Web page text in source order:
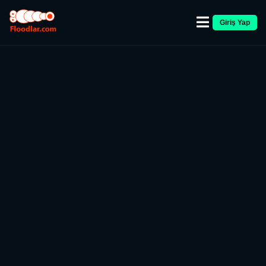
Giriş Yap